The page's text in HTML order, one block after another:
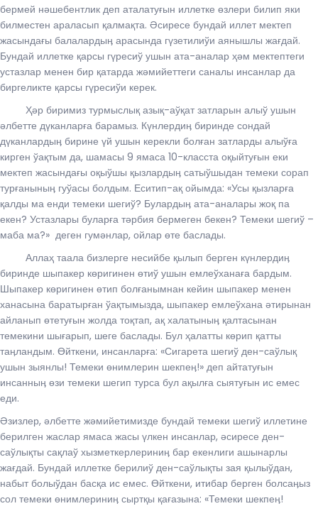
бермей нәшебентлик деп аталатуғын иллетке өзлери билип яки
билместен араласып қалмақта. Әсиресе бундай иллет мектеп
жасындағы балалардыӊ арасында гүзетилиўи аянышлы жағдай.
Бундай иллетке қарсы гүресиў ушын ата-аналар ҳәм мектептеги
устазлар менен бир қатарда жәмийеттеги саналы инсанлар да
биргеликте қарсы гүресиўи керек.
Ҳәр биримиз турмыслық азық-аўқат затларын алыў ушын
әлбетте дүканларға барамыз. Күнлердиӊ биринде сондай
дүканлардыӊ бирине үй ушын керекли болған затларды алыўға
кирген ўақтым да, шамасы 9 ямаса 10-класста оқыйтуғын еки
мектеп жасындағы оқыўшы қызлардыӊ сатыўшыдан темеки сорап
турғаныныӊ гуўасы болдым. Еситип-ақ ойымда: «Усы қызларға
қалды ма енди темеки шегиў? Булардыӊ ата-аналары жоқ па
екен? Устазлары буларға тәрбия бермеген бекен? Темеки шегиў –
маба ма?» деген гумәнлар, ойлар өте баслады.
Аллаҳ таала бизлерге несийбе қылып берген күнлердиӊ
биринде шыпакер көригинен өтиў ушын емлеўханаға бардым.
Шыпакер көригинен өтип болғанымнан кейин шыпакер менен
ханасына баратырған ўақтымызда, шыпакер емлеўхана әтирынан
айланып өтетуғын жолда тоқтап, ақ халатыныӊ қалтасынан
темекини шығарып, шеге баслады. Бул ҳалатты көрип қатты
таӊландым. Өйткени, инсанларға: «Сигарета шегиў ден-саўлық
ушын зыянлы! Темеки өнимлерин шекпеӊ!» деп айтатуғын
инсанныӊ өзи темеки шегип турса бул ақылға сыятуғын ис емес
еди.
Әзизлер, әлбетте жәмийетимизде бундай темеки шегиў иллетине
берилген жаслар ямаса жасы үлкен инсанлар, әсиресе ден-
саўлықты сақлаў хызметкерлериниӊ бар екенлиги ашынарлы
жағдай. Бундай иллетке берилиў ден-саўлықты зая қылыўдан,
набыт болыўдан басқа ис емес. Өйткени, итибар берген болсаӊыз
сол темеки өнимлериниӊ сыртқы қағазына: «Темеки шекпеӊ!